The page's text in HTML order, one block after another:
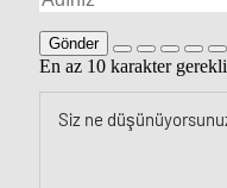
Gönder
En az 10 karakter gerekli